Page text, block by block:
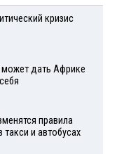
кризис
может дать Африке
правила
и автобусах